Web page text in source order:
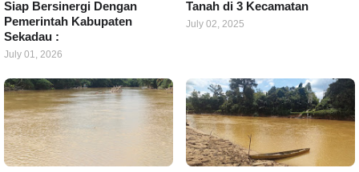
Siap Bersinergi Dengan
Pemerintah Kabupaten
Sekadau :
July 01, 2026
Tanah di 3 Kecamatan
July 02, 2025